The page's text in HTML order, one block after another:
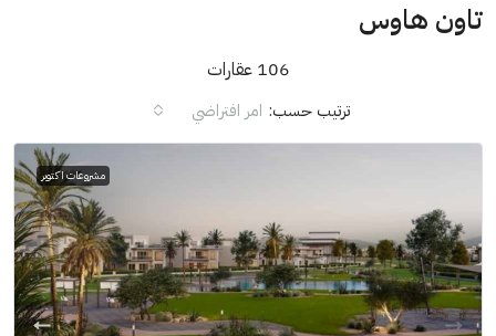
تاون هاوس
106 عقارات
ترتيب حسب: امر افتراضي
مشروعات اكتوبر